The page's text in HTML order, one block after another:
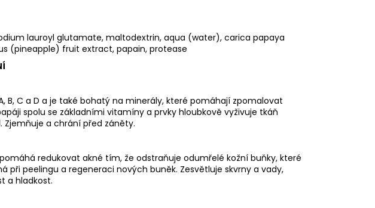
lauroyl glutamate, maltodextrin, aqua (water), carica papaya
(pineapple) fruit extract, papain, protease
B, C a D a je také bohatý na minerály, které pomáhají zpomalovat
spolu se základními vitamíny a prvky hloubkově vyživuje tkáň
Zjemňuje a chrání před záněty.
redukovat akné tím, že odstraňuje odumřelé kožní buňky, které
při peelingu a regeneraci nových buněk. Zesvětluje skvrny a vady,
a hladkost.